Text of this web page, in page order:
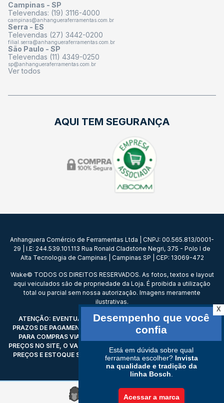
Campinas - SP
Televendas: (19) 3116-4000
campinas@anhangueraferramentas.com.br
Serra - ES
Televendas (27) 3442-0200
filial.serra@anhangueraferramentas.com.br
São Paulo - SP
Televendas (11) 4349-0250
sp@anhangueraferramentas.com.br
Ver todos
AQUI TEM SEGURANÇA
Anhanguera Comércio de Ferramentas Ltda | CNPJ: 00.565.813/0001-
29 | I.E: 244.539.101.113 Rua Ronald Cladstone Negri, 375 - Polo I de
Alta Tecnologia de Campinas | Campinas SP | CEP: 13069-472
Wake© TODOS OS DIREITOS RESERVADOS. As fotos, textos e layout
aqui veiculados são de propriedade da Loja. É proibida a utilização
total ou parcial sem nossa autorização. Imagens meramente
ilustrativas.
ATENÇÃO: EVENTUAIS PROMOÇÕES, DESCONTOS, PREÇOS E
PRAZOS DE PAGAMENTO EXPOSTOS AQUI SÃO VÁLIDOS APENAS
PARA COMPRAS VIA INTERNET. EM CASO DE DIVERGÊNCIA DE
PREÇOS NO SITE, O VALOR VÁLIDO É O DO CARRINHO DE COMPRAS.
PREÇOS E ESTOQUE SUJEITO A ALTERAÇÕES SEM AVISO PRÉVIO.
X